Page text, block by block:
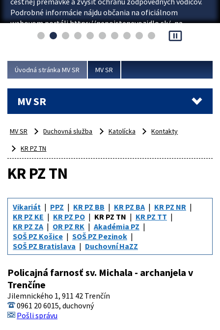
Podrobné informácie nájdu občania na oficiálnom
webovom portáli https://nepoistenevozidlo.sk/, na
ktorom od augusta pribudne aj možnosť overiť si...
pause_presentation
Úvodná stránka MV SR MV SR
MV SR
MV SR Duchovná služba Katolícka
Kontakty
KR PZ TN
KR PZ TN
Vikariát PPZ KR PZ BB KR PZ BA
KR PZ NR
KR PZ KE
KR PZ PO KR PZ TN
KR PZ TT
KR PZ ZA
OR PZ RK
Akadémia PZ
SOŠ PZ Košice
SOŠ PZ Pezinok
SOŠ PZ Bratislava
Duchovní HaZZ
Policajná farnosť sv. Michala - archanjela v
Trenčíne
Jilemnického 1, 911 42 Trenčín
0961 20 6015, duchovný
Pošli správu